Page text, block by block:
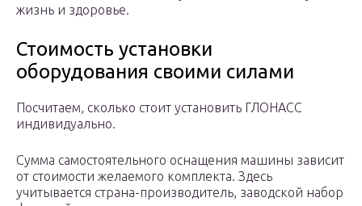
жизнь и здоровье.
Стоимость установки
оборудования своими силами
Посчитаем, сколько стоит установить ГЛОНАСС
индивидуально.
Сумма самостоятельного оснащения машины зависит
от стоимости желаемого комплекта. Здесь
учитывается страна-производитель, заводской набор